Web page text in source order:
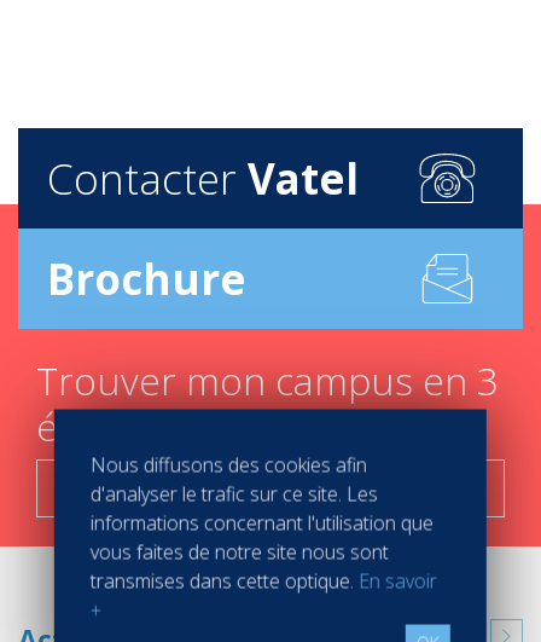
Contacter Vatel
Brochure
Trouver mon campus en 3
étapes
C'est parti !
Nous diffusons des cookies afin
d'analyser le trafic sur ce site. Les
informations concernant l'utilisation que
vous faites de notre site nous sont
transmises dans cette optique. En savoir
+